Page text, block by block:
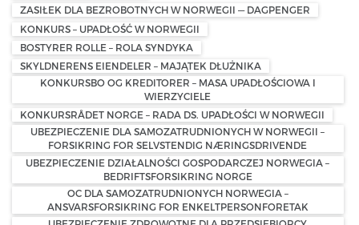
ZASIŁEK DLA BEZROBOTNYCH W NORWEGII — DAGPENGER
KONKURS – UPADŁOŚĆ W NORWEGII
BOSTYRER ROLLE – ROLA SYNDYKA
SKYLDNERENS EIENDELER – MAJĄTEK DŁUŻNIKA
KONKURSBO OG KREDITORER – MASA UPADŁOŚCIOWA I
WIERZYCIELE
KONKURSRÅDET NORGE – RADA DS. UPADŁOŚCI W NORWEGII
UBEZPIECZENIE DLA SAMOZATRUDNIONYCH W NORWEGII –
FORSIKRING FOR SELVSTENDIG NÆRINGSDRIVENDE
UBEZPIECZENIE DZIAŁALNOŚCI GOSPODARCZEJ NORWEGIA –
BEDRIFTSFORSIKRING NORGE
OC DLA SAMOZATRUDNIONYCH NORWEGIA –
ANSVARSFORSIKRING FOR ENKELTPERSONFORETAK